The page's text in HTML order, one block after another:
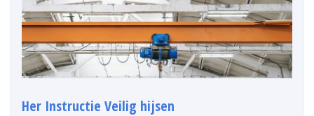
Her Instructie Veilig hijsen